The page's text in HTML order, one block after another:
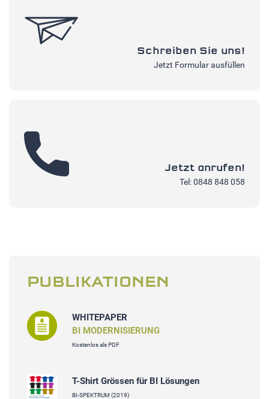
Schreiben Sie uns!
Jetzt Formular ausfüllen
Jetzt anrufen!
Tel: 0848 848 058
PUBLIKATIONEN
WHITEPAPER
BI MODERNISIERUNG
Kostenlos als PDF
T-Shirt Grössen für BI Lösungen
BI-SPEKTRUM (2019)